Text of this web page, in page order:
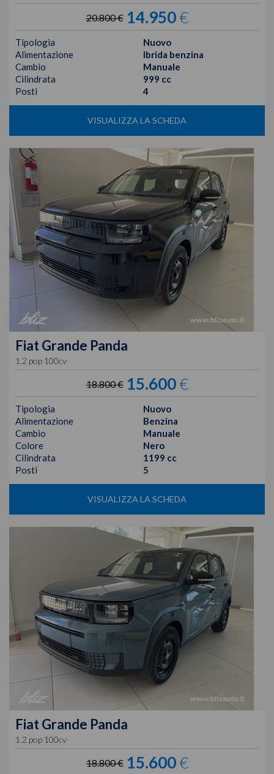
20.800 € 14.950€
Tipologia
Nuovo
Alimentazione
Ibrida benzina
Cambio
Manuale
Cilindrata
999 cc
Posti
4
VISUALIZZA LA SCHEDA
Fiat Grande Panda
1.2 pop 100cv
18.800 € 15.600€
Tipologia
Nuovo
Alimentazione
Benzina
Cambio
Manuale
Colore
Nero
Cilindrata
1199 cc
Posti
5
VISUALIZZA LA SCHEDA
Fiat Grande Panda
1.2 pop 100cv
18.800 € 15.600€